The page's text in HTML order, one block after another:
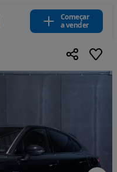
Começar
a vender